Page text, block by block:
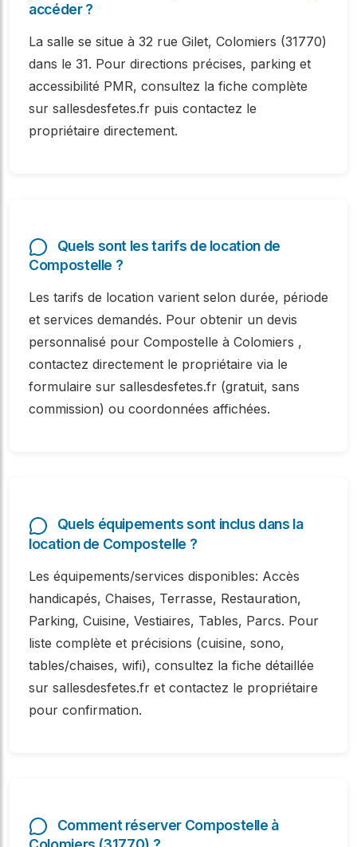
accéder ?
La salle se situe à 32 rue Gilet, Colomiers (31770)
dans le 31. Pour directions précises, parking et
accessibilité PMR, consultez la fiche complète
sur sallesdesfetes.fr puis contactez le
propriétaire directement.
Quels sont les tarifs de location de
Compostelle ?
Les tarifs de location varient selon durée, période
et services demandés. Pour obtenir un devis
personnalisé pour Compostelle à Colomiers ,
contactez directement le propriétaire via le
formulaire sur sallesdesfetes.fr (gratuit, sans
commission) ou coordonnées affichées.
Quels équipements sont inclus dans la
location de Compostelle ?
Les équipements/services disponibles: Accès
handicapés, Chaises, Terrasse, Restauration,
Parking, Cuisine, Vestiaires, Tables, Parcs. Pour
liste complète et précisions (cuisine, sono,
tables/chaises, wifi), consultez la fiche détaillée
sur sallesdesfetes.fr et contactez le propriétaire
pour confirmation.
Comment réserver Compostelle à